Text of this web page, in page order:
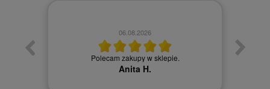
06.08.2026
Polecam zakupy w sklepie.
Anita H.